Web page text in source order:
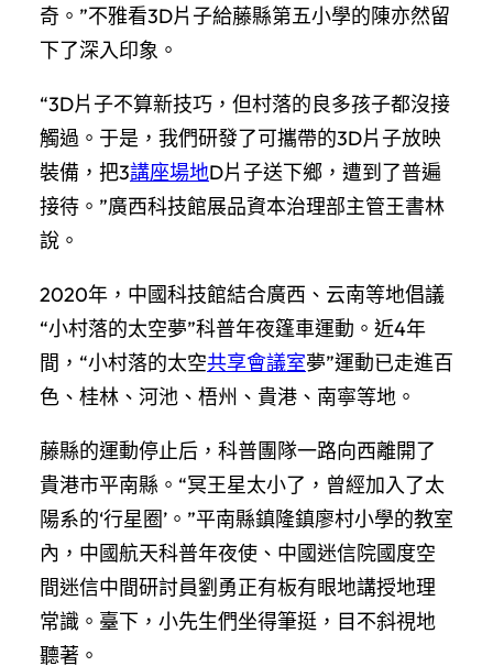
奇。”不雅看3D片子給藤縣第五小學的陳亦然留
下了深入印象。
“3D片子不算新技巧，但村落的良多孩子都沒接
觸過。于是，我們研發了可攜帶的3D片子放映
裝備，把3講座場地D片子送下鄉，遭到了普遍
接待。”廣西科技館展品資本治理部主管王書林
說。
2020年，中國科技館結合廣西、云南等地倡議
“小村落的太空夢”科普年夜篷車運動。近4年
間，“小村落的太空共享會議室夢”運動已走進百
色、桂林、河池、梧州、貴港、南寧等地。
藤縣的運動停止后，科普團隊一路向西離開了
貴港市平南縣。“冥王星太小了，曾經加入了太
陽系的‘行星圈’。”平南縣鎮隆鎮廖村小學的教室
內，中國航天科普年夜使、中國迷信院國度空
間迷信中間研討員劉勇正有板有眼地講授地理
常識。臺下，小先生們坐得筆挺，目不斜視地
聽著。